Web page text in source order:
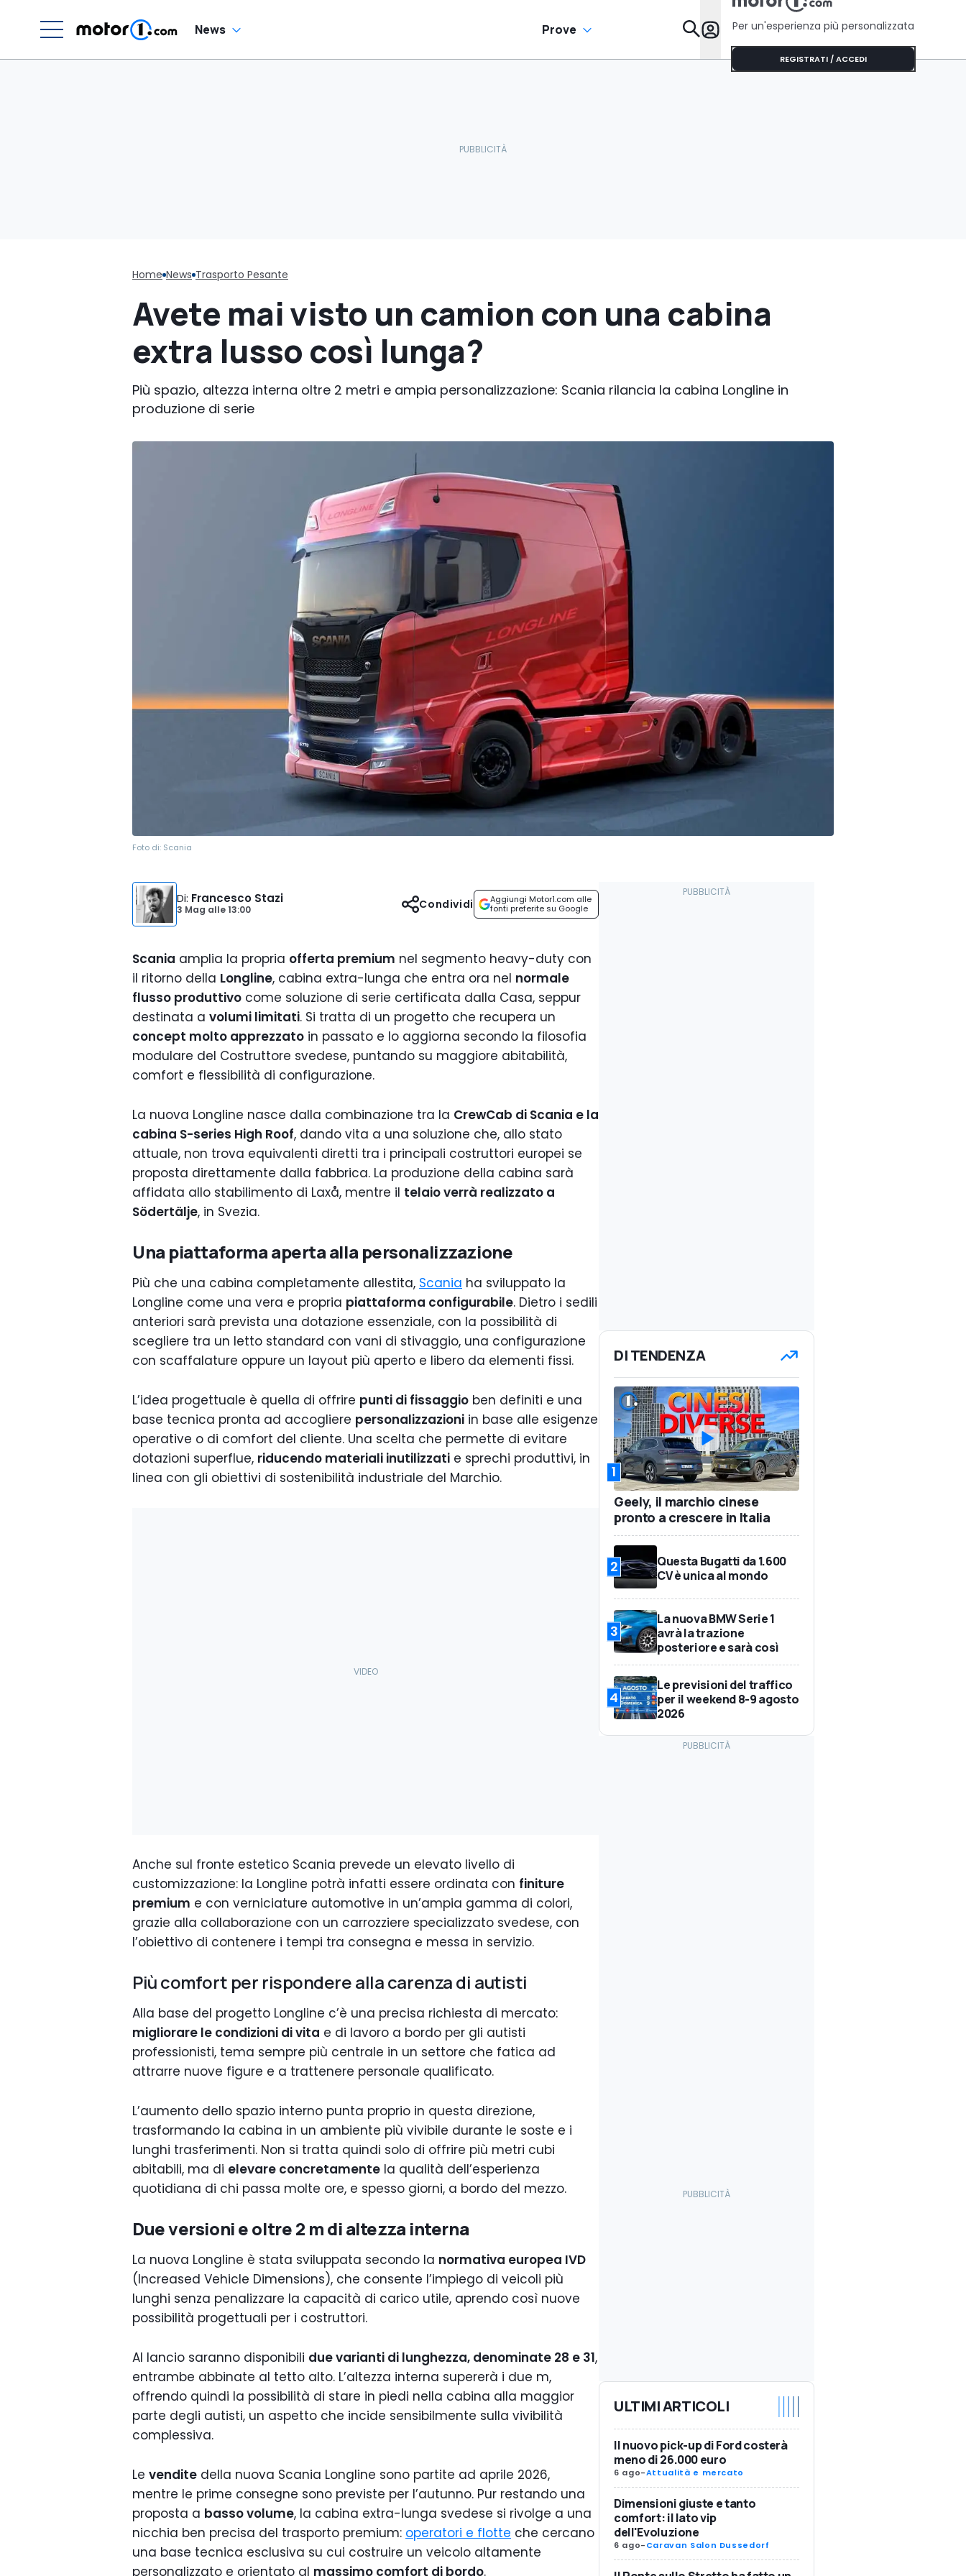
News Prove Da Sapere
Per un'esperienza più personalizzata
REGISTRATI / ACCEDI
Home News Trasporto Pesante
Avete mai visto un camion con una cabina
extra lusso così lunga?
Più spazio, altezza interna oltre 2 metri e ampia personalizzazione: Scania rilancia la cabina Longline in
produzione di serie
Foto di: Scania
Di: Francesco Stazi
3 Mag alle13:00
Aggiungi Motor1.com alle
fonti preferite su Google
Condividi
Scania amplia la propria offerta premium nel segmento heavy-duty con
il ritorno della Longline, cabina extra-lunga che entra ora nel normale
flusso produttivo come soluzione di serie certificata dalla Casa, seppur
destinata a volumi limitati. Si tratta di un progetto che recupera un
concept molto apprezzato in passato e lo aggiorna secondo la filosofia
modulare del Costruttore svedese, puntando su maggiore abitabilità,
comfort e flessibilità di configurazione.
La nuova Longline nasce dalla combinazione tra la CrewCab di Scania e la
cabina S-series High Roof, dando vita a una soluzione che, allo stato
attuale, non trova equivalenti diretti tra i principali costruttori europei se
proposta direttamente dalla fabbrica. La produzione della cabina sarà
affidata allo stabilimento di Laxå, mentre il telaio verrà realizzato a
Södertälje, in Svezia.
Una piattaforma aperta alla personalizzazione
Più che una cabina completamente allestita, Scania ha sviluppato la
Longline come una vera e propria piattaforma configurabile. Dietro i sedili
anteriori sarà prevista una dotazione essenziale, con la possibilità di
scegliere tra un letto standard con vani di stivaggio, una configurazione
con scaffalature oppure un layout più aperto e libero da elementi fissi.
L’idea progettuale è quella di offrire punti di fissaggio ben definiti e una
base tecnica pronta ad accogliere personalizzazioni in base alle esigenze
operative o di comfort del cliente. Una scelta che permette di evitare
dotazioni superflue, riducendo materiali inutilizzati e sprechi produttivi, in
linea con gli obiettivi di sostenibilità industriale del Marchio.
Anche sul fronte estetico Scania prevede un elevato livello di
customizzazione: la Longline potrà infatti essere ordinata con finiture
premium e con verniciature automotive in un’ampia gamma di colori,
grazie alla collaborazione con un carrozziere specializzato svedese, con
l’obiettivo di contenere i tempi tra consegna e messa in servizio.
Più comfort per rispondere alla carenza di autisti
Alla base del progetto Longline c’è una precisa richiesta di mercato:
migliorare le condizioni di vita e di lavoro a bordo per gli autisti
professionisti, tema sempre più centrale in un settore che fatica ad
attrarre nuove figure e a trattenere personale qualificato.
L’aumento dello spazio interno punta proprio in questa direzione,
trasformando la cabina in un ambiente più vivibile durante le soste e i
lunghi trasferimenti. Non si tratta quindi solo di offrire più metri cubi
abitabili, ma di elevare concretamente la qualità dell’esperienza
quotidiana di chi passa molte ore, e spesso giorni, a bordo del mezzo.
Due versioni e oltre 2 m di altezza interna
La nuova Longline è stata sviluppata secondo la normativa europea IVD
(Increased Vehicle Dimensions), che consente l’impiego di veicoli più
lunghi senza penalizzare la capacità di carico utile, aprendo così nuove
possibilità progettuali per i costruttori.
Al lancio saranno disponibili due varianti di lunghezza, denominate 28 e 31,
entrambe abbinate al tetto alto. L’altezza interna supererà i due m,
offrendo quindi la possibilità di stare in piedi nella cabina alla maggior
parte degli autisti, un aspetto che incide sensibilmente sulla vivibilità
complessiva.
Le vendite della nuova Scania Longline sono partite ad aprile 2026,
mentre le prime consegne sono previste per l’autunno. Pur restando una
proposta a basso volume, la cabina extra-lunga svedese si rivolge a una
nicchia ben precisa del trasporto premium: operatori e flotte che cercano
una base tecnica esclusiva su cui costruire un veicolo altamente
personalizzato e orientato al massimo comfort di bordo.
DI TENDENZA
1
Geely, il marchio cinese
pronto a crescere in Italia
2
Questa Bugatti da 1.600
CV è unica al mondo
3
La nuova BMW Serie 1
avrà la trazione
posteriore e sarà così
4
Le previsioni del traffico
per il weekend 8-9 agosto
2026
ULTIMI ARTICOLI
Il nuovo pick-up di Ford costerà
meno di 26.000 euro
6 ago-Attualità e mercato
Dimensioni giuste e tanto
comfort: il lato vip
dell'Evoluzione
6 ago-Caravan Salon Dussedorf